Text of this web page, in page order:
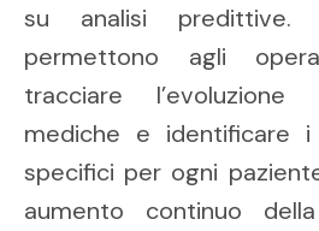
su analisi
permettono agli
tracciare l’evoluzione
mediche e identificare
specifici per ogni
aumento continuo